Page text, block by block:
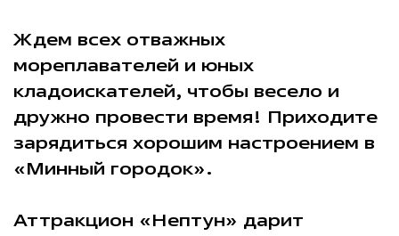
Ждем всех отважных
мореплавателей и юных
кладоискателей, чтобы весело и
дружно провести время! Приходите
зарядиться хорошим настроением в
«Минный городок».
Аттракцион «Нептун» дарит